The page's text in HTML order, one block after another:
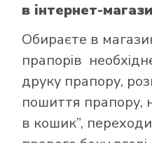
в інтернет-
Обираєте в
прапорів
друку прапору,
пошиття прапору,
в кошик”,